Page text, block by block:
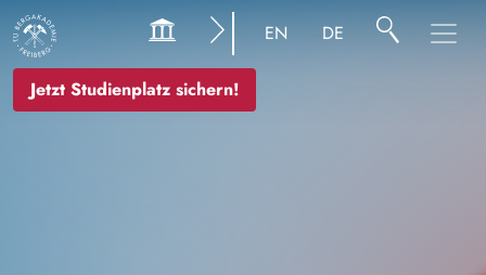
Jetzt Studienplatz sichern!
EN DE
Bild